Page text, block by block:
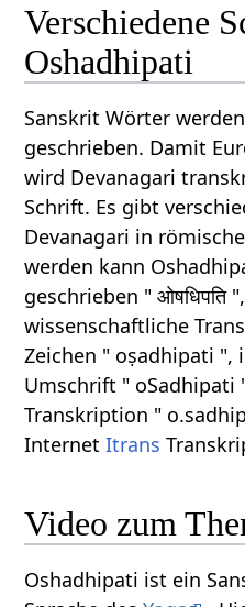
Verschiedene
Oshadhipati
Sanskrit Wörter
geschrieben. Damit
wird Devanagari
Schrift. Es gibt
Devanagari in
werden kann
geschrieben " ओषधिपति
wissenschaftliche
Zeichen " oṣadhipati ",
Umschrift " oSadhipati
Transkription "
InternetItrans
Video zum
Oshadhipati ist ein